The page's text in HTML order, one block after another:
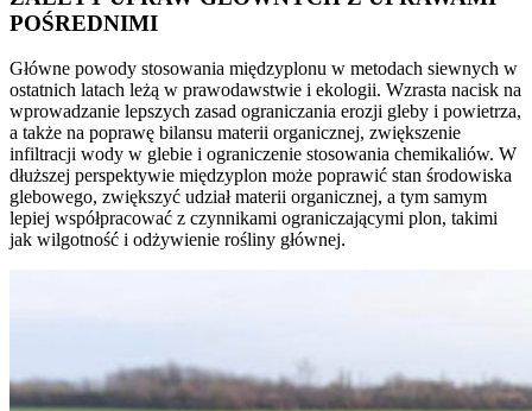
POŚREDNIMI
Główne powody stosowania międzyplonu w metodach siewnych w
ostatnich latach leżą w prawodawstwie i ekologii. Wzrasta nacisk na
wprowadzanie lepszych zasad ograniczania erozji gleby i powietrza,
a także na poprawę bilansu materii organicznej, zwiększenie
infiltracji wody w glebie i ograniczenie stosowania chemikaliów. W
dłuższej perspektywie międzyplon może poprawić stan środowiska
glebowego, zwiększyć udział materii organicznej, a tym samym
lepiej współpracować z czynnikami ograniczającymi plon, takimi
jak wilgotność i odżywienie rośliny głównej.